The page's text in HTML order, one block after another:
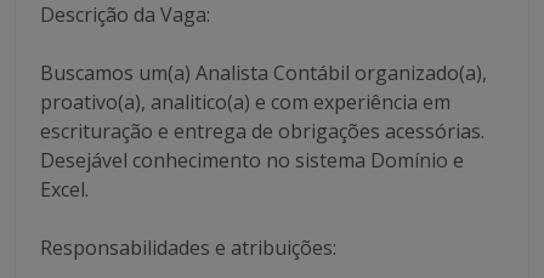
Descrição da Vaga:
Buscamos um(a) Analista Contábil organizado(a),
proativo(a), analitico(a) e com experiência em
escrituração e entrega de obrigações acessórias.
Desejável conhecimento no sistema Domínio e
Excel.
Responsabilidades e atribuições: